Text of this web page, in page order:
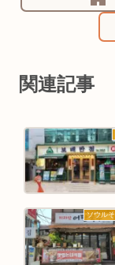
関連記事
ソウル